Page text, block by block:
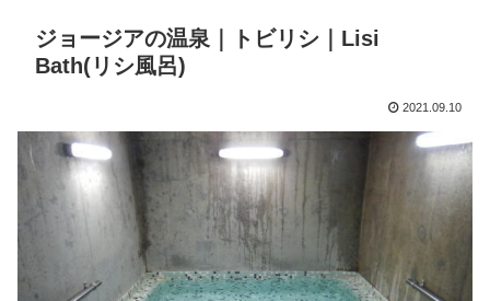
ジョージアの温泉｜トビリシ｜Lisi
Bath(リシ風呂)
2021.09.10